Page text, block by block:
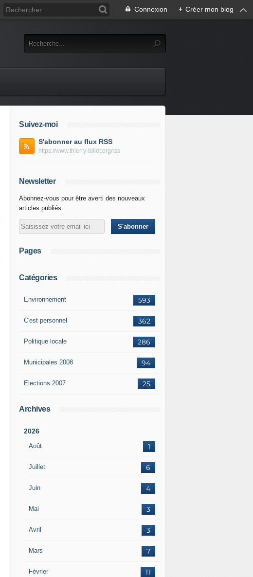
Connexion + Créer mon blog
Suivez-moi
S'abonner au flux RSS
https://www.thierry-billet.org/rss
Newsletter
Abonnez-vous pour être averti des nouveaux
articles publiés.
Pages
Catégories
593
Environnement
362
C'est personnel
286
Politique locale
94
Municipales 2008
25
Elections 2007
Archives
2026
Août 1
Juillet 6
Juin 4
Mai 3
Avril 3
Mars 7
Février 11